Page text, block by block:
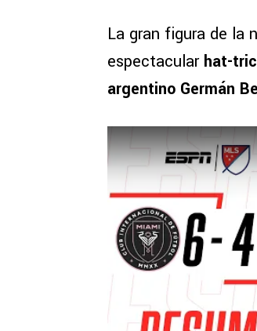
La gran figura de la
espectacular hat-
argentino Germán